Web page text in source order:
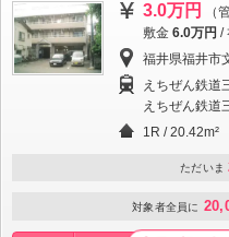
3.0万円
（
敷金 6.0万円 /
福井県福井市
えちぜん鉄道
えちぜん鉄道
1R / 20.42m²
ただいま
対象者全員に